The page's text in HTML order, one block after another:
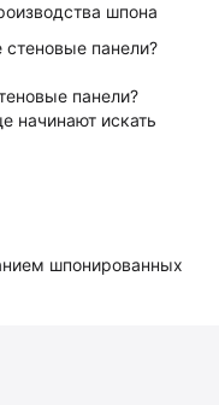
шпона
панели?
начинают искать
шпонированных